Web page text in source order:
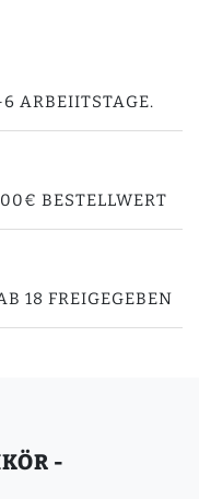
ARBEIITSTAGE.
BESTELLWERT
18 FREIGEGEBEN
-